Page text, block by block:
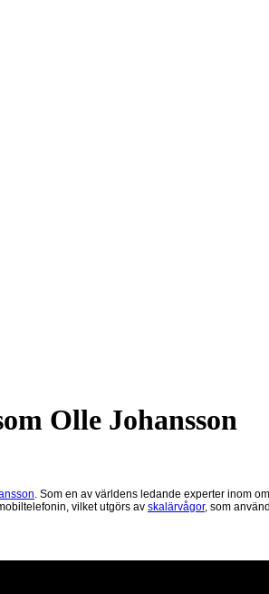
Olle Johansson
. Som en av världens ledande experter inom
vilket utgörs av skalärvågor, som